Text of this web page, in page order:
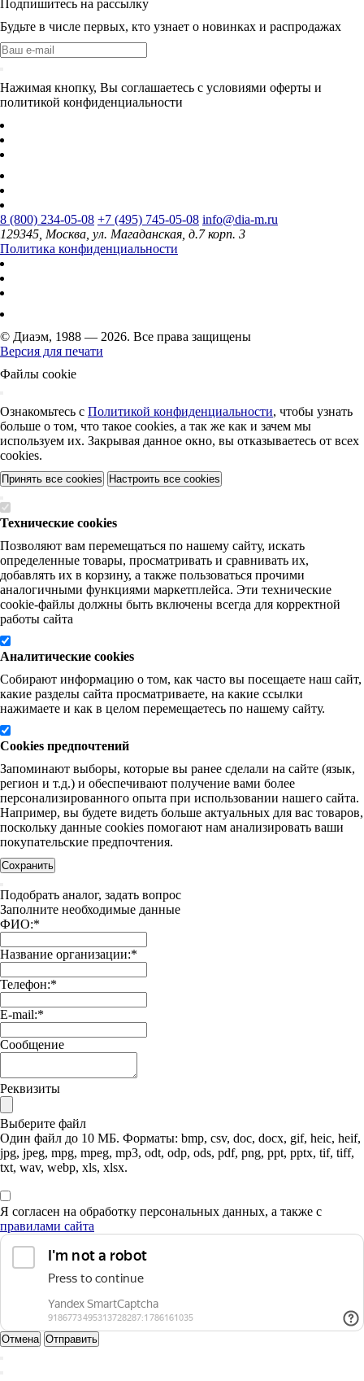
Подпишитесь на рассылку
Будьте в числе первых, кто узнает о новинках и распродажах
Нажимая кнопку, Вы соглашаетесь с условиями оферты и
политикой конфиденциальности
8 (800) 234-05-08 +7 (495) 745-05-08 info@dia-m.ru
129345, Москва, ул. Магаданская, д.7 корп. 3
Политика конфиденциальности
© Диаэм, 1988 — 2026. Все права защищены
Версия для печати
Файлы cookie
Ознакомьтесь с Политикой конфиденциальности, чтобы узнать
больше о том, что такое cookies, а так же как и зачем мы
используем их. Закрывая данное окно, вы отказываетесь от всех
cookies.
Принять все cookies Настроить все cookies
Технические cookies
Позволяют вам перемещаться по нашему сайту, искать
определенные товары, просматривать и сравнивать их,
добавлять их в корзину, а также пользоваться прочими
аналогичными функциями маркетплейса. Эти технические
cookie-файлы должны быть включены всегда для корректной
работы сайта
Аналитические cookies
Собирают информацию о том, как часто вы посещаете наш сайт,
какие разделы сайта просматриваете, на какие ссылки
нажимаете и как в целом перемещаетесь по нашему сайту.
Cookies предпочтений
Запоминают выборы, которые вы ранее сделали на сайте (язык,
регион и т.д.) и обеспечивают получение вами более
персонализированного опыта при использовании нашего сайта.
Например, вы будете видеть больше актуальных для вас товаров,
поскольку данные cookies помогают нам анализировать ваши
покупательские предпочтения.
Сохранить
Подобрать аналог, задать вопрос
Заполните необходимые данные
ФИО:*
Название организации:*
Телефон:*
E-mail:*
Сообщение
Реквизиты
Выберите файл
Один файл до 10 МБ. Форматы: bmp, csv, doc, docx, gif, heic, heif,
jpg, jpeg, mpg, mpeg, mp3, odt, odp, ods, pdf, png, ppt, pptx, tif, tiff,
txt, wav, webp, xls, xlsx.
Я согласен на обработку персональных данных, а также с
правилами сайта
Отмена Отправить